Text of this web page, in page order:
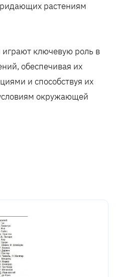
растениям
ключевую роль в
обеспечивая их
и способствуя их
окружающей